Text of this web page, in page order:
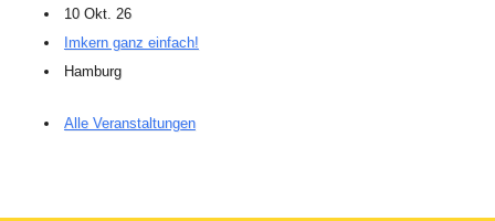
10 Okt. 26
Imkern ganz einfach!
Hamburg
Alle Veranstaltungen